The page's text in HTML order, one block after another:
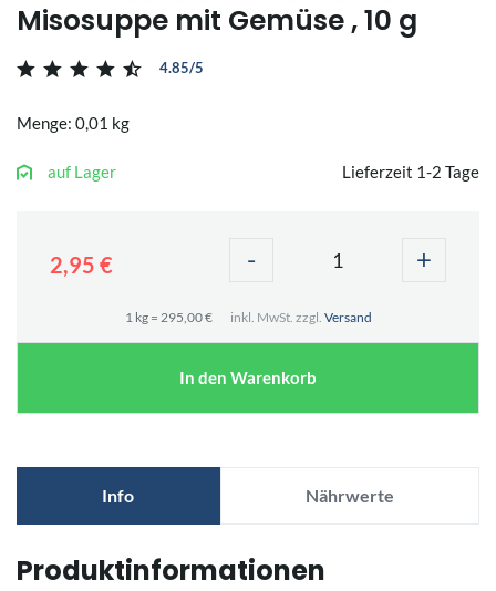
Misosuppe mit Gemüse , 10 g
4.85/5
Menge: 0,01 kg
auf Lager Lieferzeit 1-2 Tage
2,95 € - +
1 kg = 295,00 € inkl. MwSt. zzgl. Versand
In den Warenkorb
Info Nährwerte
Produktinformationen